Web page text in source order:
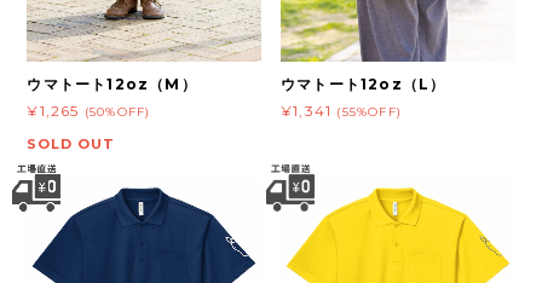
ウマトート12oz（M）
¥1,265 (50%OFF)
SOLD OUT
ウマトート12oz（L）
¥1,341 (55%OFF)